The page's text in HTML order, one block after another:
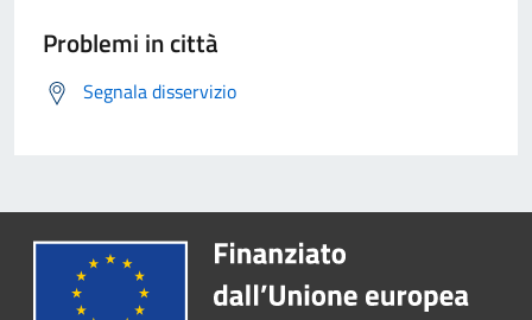
Problemi in città
Segnala disservizio